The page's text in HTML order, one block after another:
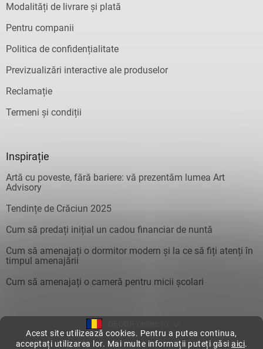
Acest site utilizează cookies. Pentru a putea continua,
acceptați utilizarea lor. Mai multe informații puteți găsi aici.
Modalități de livrare și plată
Pentru companii
Politica de confidențialitate
Previzualizări interactive ale produselor
Reclamație
Termeni și condiții
Inspirație
Artă cu poveste, fără bariere: vă prezentăm lumea Art
Advisory
Tendințe de Crăciun 2025
Cum să predați inițial un cadou financiar de nuntă
Cum să amenajați o dormitor modern și la ce să fiți atenți în
timpul amenajării
Cum să amenajați o cameră pentru micii școlari